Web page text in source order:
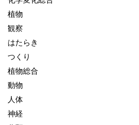
植物
観察
はたらき
つくり
植物総合
動物
人体
神経